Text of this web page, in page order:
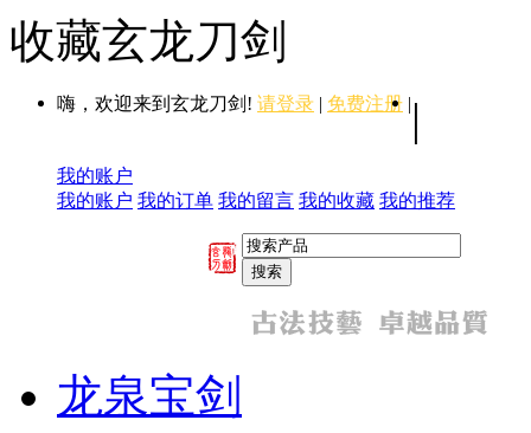
收藏玄龙刀剑
嗨，欢迎来到玄龙刀剑! 请登录 | 免费注册 | |
我的账户
我的账户 我的订单 我的留言 我的收藏 我的推荐
龙泉宝剑